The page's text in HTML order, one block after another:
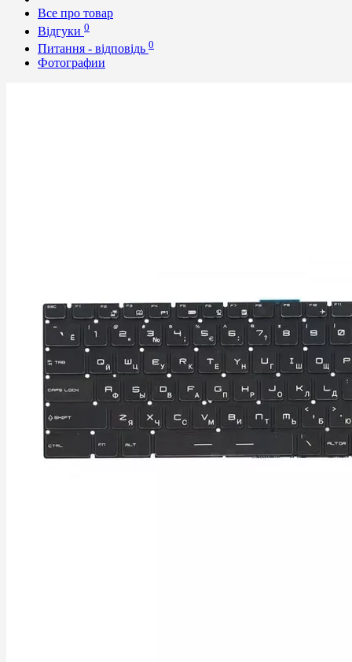
Все про товар
Відгуки 0
Питання - відповідь 0
Фотографии